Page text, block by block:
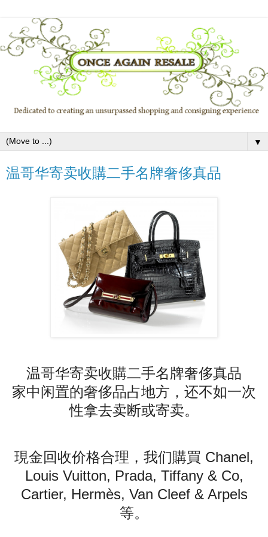
▼
温哥华寄卖收購二手名牌奢侈真品
温哥华寄卖收購二手名牌奢侈真品
家中闲置的奢侈品占地方，还不如一次
性拿去卖断或寄卖。
現金回收价格合理，我们購買 Chanel,
Louis Vuitton, Prada, Tiffany & Co,
Cartier, Hermès, Van Cleef & Arpels
等。